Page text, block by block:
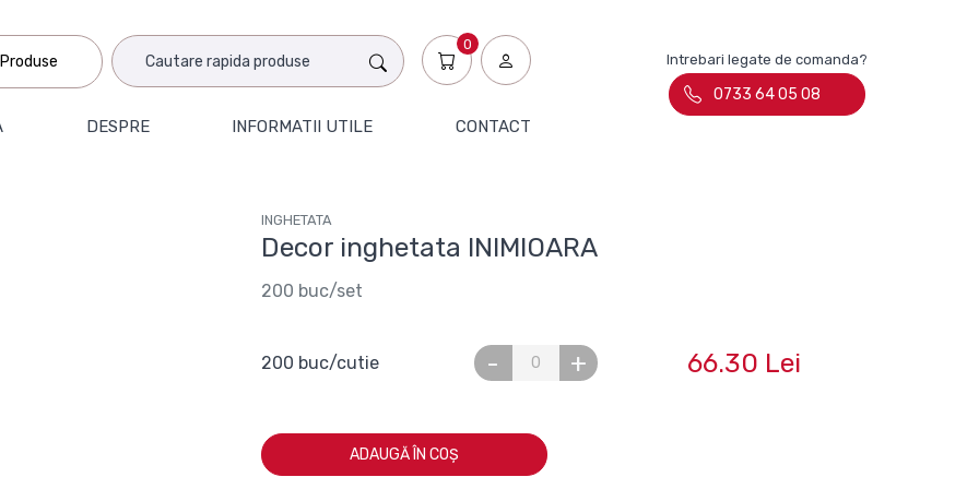
Produse
0
DESPRE INFORMATII UTILE CONTACT
Intrebari legate de comanda?
0733 64 05 08
INGHETATA
Decor inghetata INIMIOARA
200 buc/set
200 buc/cutie - + 66.30 Lei
ADAUGĂ ÎN COȘ